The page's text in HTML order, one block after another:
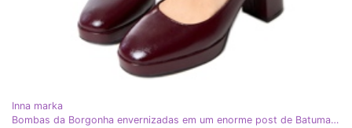
Inna marka
Bombas da Borgonha envernizadas em um enorme post de Batuma vermelho